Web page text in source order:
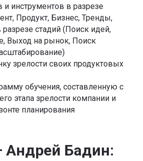
и инструментов в разрезе
Продукт, Бизнес, Тренды,
разрезе стадий (Поиск идей,
Выход на рынок, Поиск
зрелости своих продуктовых
обучения, составленную с
этапа зрелости компании и
планирования
Андрей Бадин: